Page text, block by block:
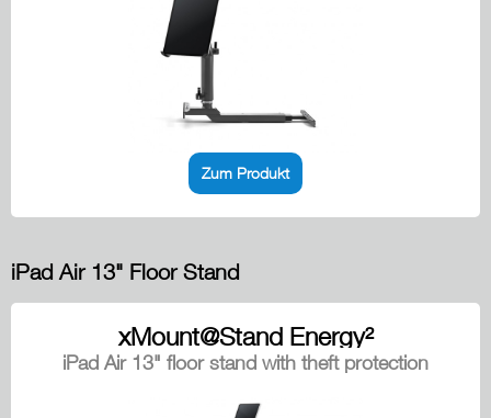
Zum Produkt
iPad Air 13" Floor Stand
xMount@Stand Energy²
iPad Air 13" floor stand with theft protection